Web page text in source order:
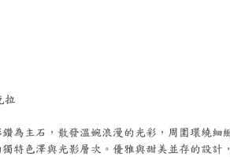
拉
為主石，散發溫婉浪漫的光彩，周圍環繞細
特色澤與光影層次。優雅與甜美並存的設計